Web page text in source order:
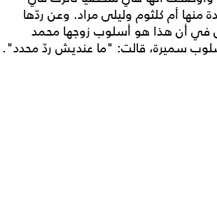
منها أم كلثوم وليلى مراد. وعن ردّها
في أن هذا هو أسلوب زوجها محمد
سميرة، قالت: "ما عنديش ردّ محدد".